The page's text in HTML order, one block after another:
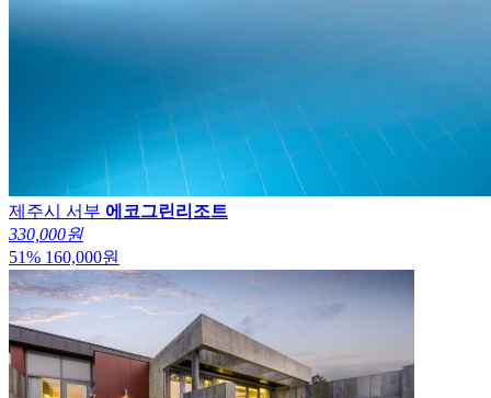
제주시 서부 에코그린리조트
330,000원
51% 160,000원